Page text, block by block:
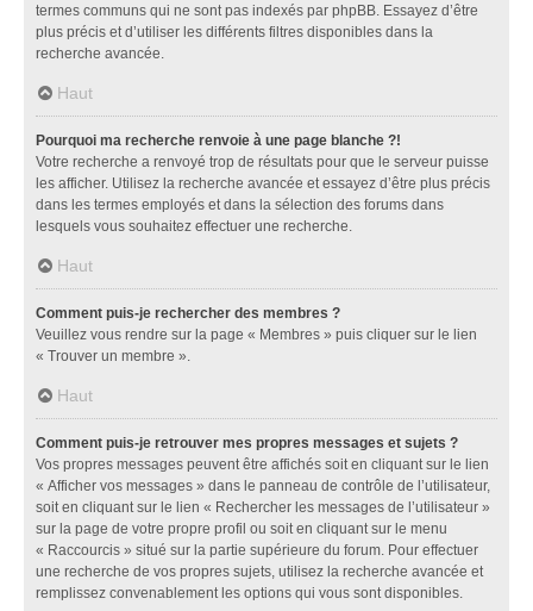
termes communs qui ne sont pas indexés par phpBB. Essayez d’être
plus précis et d’utiliser les différents filtres disponibles dans la
recherche avancée.
Haut
Pourquoi ma recherche renvoie à une page blanche ?!
Votre recherche a renvoyé trop de résultats pour que le serveur puisse
les afficher. Utilisez la recherche avancée et essayez d’être plus précis
dans les termes employés et dans la sélection des forums dans
lesquels vous souhaitez effectuer une recherche.
Haut
Comment puis-je rechercher des membres ?
Veuillez vous rendre sur la page « Membres » puis cliquer sur le lien
« Trouver un membre ».
Haut
Comment puis-je retrouver mes propres messages et sujets ?
Vos propres messages peuvent être affichés soit en cliquant sur le lien
« Afficher vos messages » dans le panneau de contrôle de l’utilisateur,
soit en cliquant sur le lien « Rechercher les messages de l’utilisateur »
sur la page de votre propre profil ou soit en cliquant sur le menu
« Raccourcis » situé sur la partie supérieure du forum. Pour effectuer
une recherche de vos propres sujets, utilisez la recherche avancée et
remplissez convenablement les options qui vous sont disponibles.